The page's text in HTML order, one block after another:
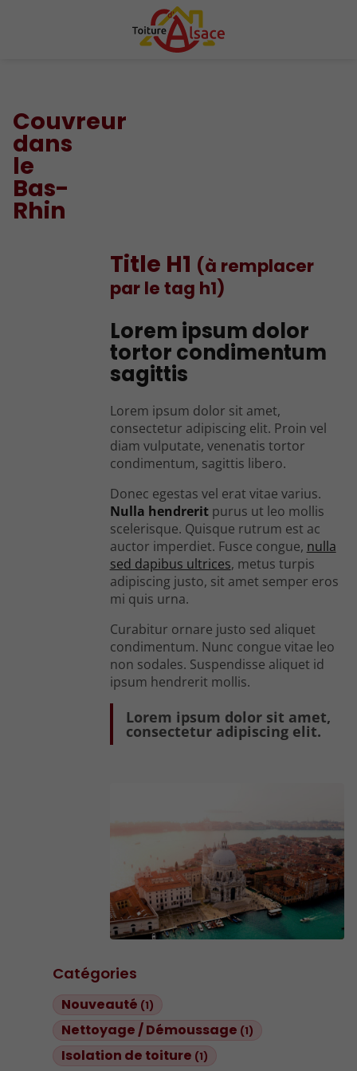
Catégories
Nouveauté (1)
Nettoyage / Démoussage (1)
Isolation de toiture (1)
Couvreur
dans
le
Bas-
Rhin
Title H1 (à remplacer
par le tag h1)
Lorem ipsum dolor
tortor condimentum
sagittis
Lorem ipsum dolor sit amet,
consectetur adipiscing elit. Proin vel
diam vulputate, venenatis tortor
condimentum, sagittis libero.
Donec egestas vel erat vitae varius.
Nulla hendreritpurus ut leo mollis
scelerisque. Quisque rutrum est ac
auctor imperdiet. Fusce congue, nulla
sed dapibus ultrices, metus turpis
adipiscing justo, sit amet semper eros
mi quis urna.
Curabitur ornare justo sed aliquet
condimentum. Nunc congue vitae leo
non sodales. Suspendisse aliquet id
ipsum hendrerit mollis.
Lorem ipsum dolor sit amet,
consectetur adipiscing elit.